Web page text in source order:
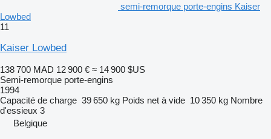
semi-remorque porte-engins Kaiser
Lowbed
11
Kaiser Lowbed
138 700 MAD 12 900 € ≈ 14 900 $US
Semi-remorque porte-engins
1994
Capacité de charge 39 650 kg Poids net à vide 10 350 kg Nombre
d'essieux 3
Belgique